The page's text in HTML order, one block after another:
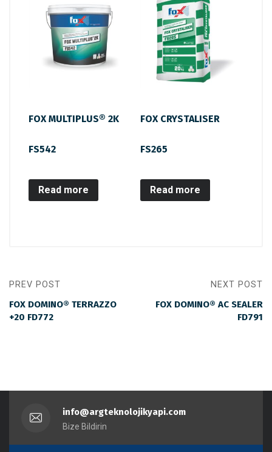
FOX MULTIPLUS® 2K
FS542
Read more
FOX CRYSTALISER
FS265
Read more
PREV POST
FOX DOMINO® TERRAZZO
+20 FD772
NEXT POST
FOX DOMINO® AC SEALER
FD791
info@argteknolojikyapi.com
Bize Bildirin